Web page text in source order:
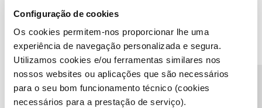
Configuração de cookies
Os cookies permitem-nos proporcionar lhe uma
experiência de navegação personalizada e segura.
Utilizamos cookies e/ou ferramentas similares nos
nossos websites ou aplicações que são necessários
para o seu bom funcionamento técnico (cookies
necessários para a prestação de serviço).
Condições do Fórum NOS Accessibility statement